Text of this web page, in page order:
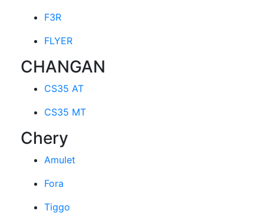
F3R
FLYER
CHANGAN
CS35 AT
CS35 MT
Chery
Amulet
Fora
Tiggo